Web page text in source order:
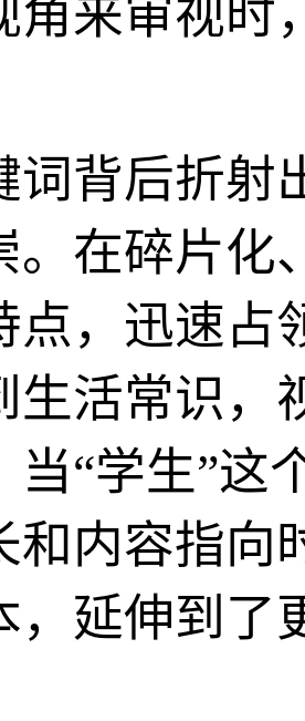
角来审视时
词背后折射
。在碎片化
点，迅速占
生活常识，
当“学生”这
和内容指向
，延伸到了